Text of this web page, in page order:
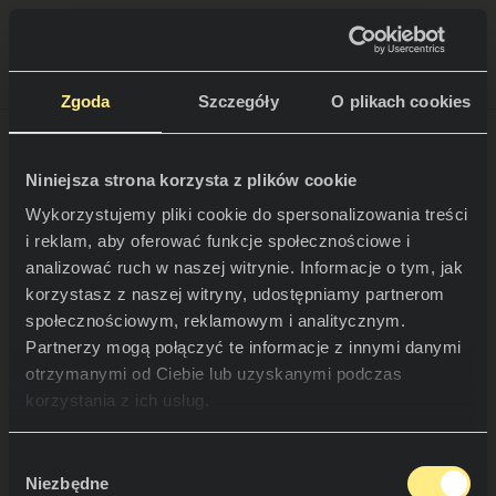
Zgoda Szczegóły O plikach cookies
Niniejsza strona korzysta z plików cookie
Wykorzystujemy pliki cookie do spersonalizowania treści
i reklam, aby oferować funkcje społecznościowe i
analizować ruch w naszej witrynie. Informacje o tym, jak
korzystasz z naszej witryny, udostępniamy partnerom
społecznościowym, reklamowym i analitycznym.
Partnerzy mogą połączyć te informacje z innymi danymi
otrzymanymi od Ciebie lub uzyskanymi podczas
korzystania z ich usług.
zgody
Niezbędne
NEOLITH PROFESSIONAL HUB
PRZESTRZENIE
Kuchnie
Kuchnie
Restauracje
Łazienki
NEWS
News
FIRMA
Wskazówki, by stworzyć
łazienkę w pełnej harmonii z
naturą
Czy wiesz, jaki trend jest obecnie
sprzyjających zdrowiu, w których dominują
Powrót do blogów